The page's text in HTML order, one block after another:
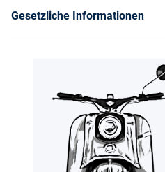
Gesetzliche Informationen